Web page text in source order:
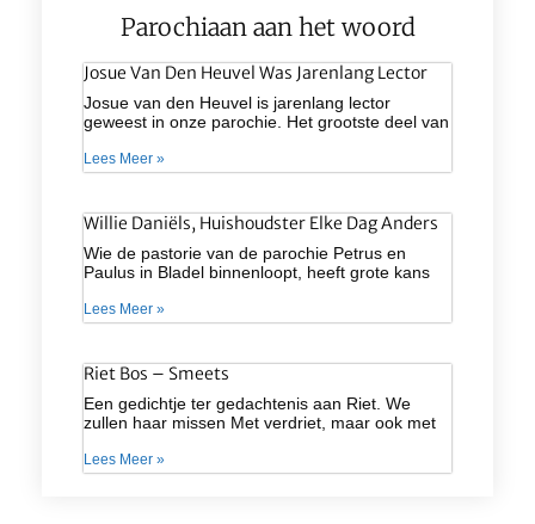
Parochiaan aan het woord
Josue Van Den Heuvel Was Jarenlang Lector
Josue van den Heuvel is jarenlang lector
geweest in onze parochie. Het grootste deel van
Lees Meer »
Willie Daniëls, Huishoudster Elke Dag Anders
Wie de pastorie van de parochie Petrus en
Paulus in Bladel binnenloopt, heeft grote kans
Lees Meer »
Riet Bos – Smeets
Een gedichtje ter gedachtenis aan Riet. We
zullen haar missen Met verdriet, maar ook met
Lees Meer »